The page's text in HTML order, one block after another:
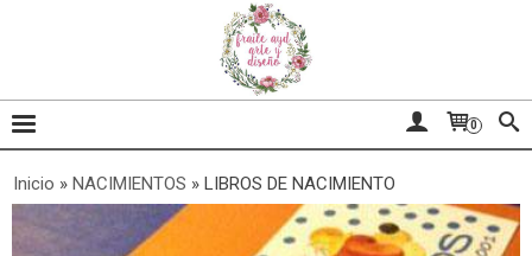
0
Inicio » NACIMIENTOS » LIBROS DE NACIMIENTO